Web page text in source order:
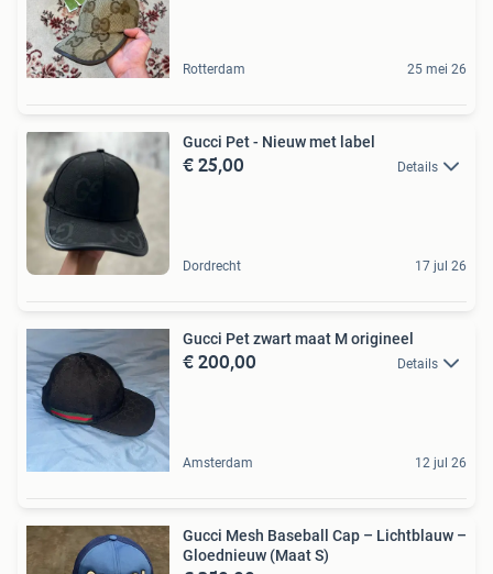
Rotterdam 25 mei 26
Gucci Pet - Nieuw met label
€ 25,00 Details
Dordrecht 17 jul 26
Gucci Pet zwart maat M origineel
€ 200,00 Details
Amsterdam 12 jul 26
Gucci Mesh Baseball Cap – Lichtblauw –
Gloednieuw (Maat S)